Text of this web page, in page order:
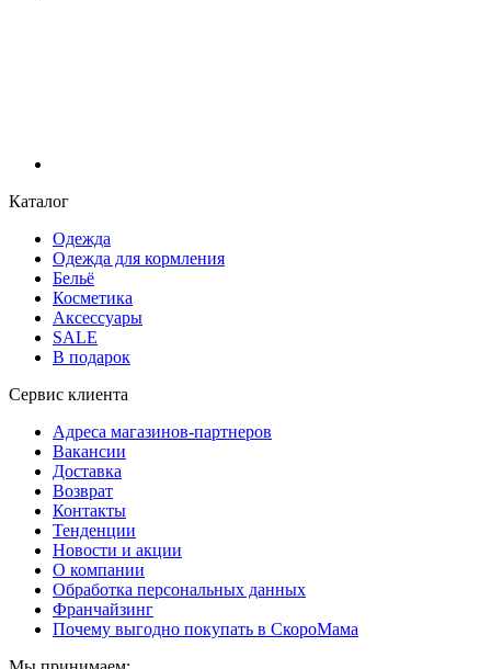
Каталог
Одежда
Одежда для кормления
Бельё
Косметика
Аксессуары
SALE
В подарок
Сервис клиента
Адреса магазинов-партнеров
Вакансии
Доставка
Возврат
Контакты
Тенденции
Новости и акции
О компании
Обработка персональных данных
Франчайзинг
Почему выгодно покупать в СкороМама